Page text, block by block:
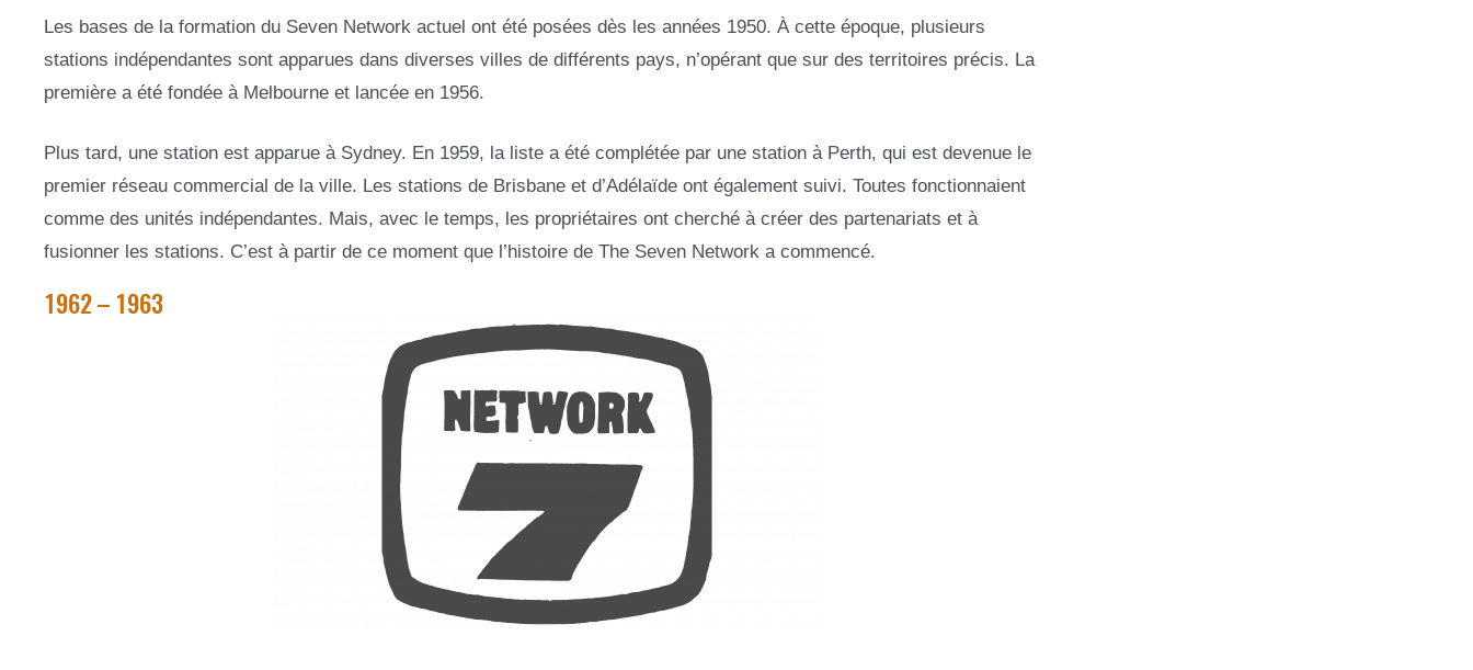
Les bases de la formation du Seven Network actuel ont été posées dès les années 1950. À cette époque, plusieurs
stations indépendantes sont apparues dans diverses villes de différents pays, n’opérant que sur des territoires précis. La
première a été fondée à Melbourne et lancée en 1956.
Plus tard, une station est apparue à Sydney. En 1959, la liste a été complétée par une station à Perth, qui est devenue le
premier réseau commercial de la ville. Les stations de Brisbane et d’Adélaïde ont également suivi. Toutes fonctionnaient
comme des unités indépendantes. Mais, avec le temps, les propriétaires ont cherché à créer des partenariats et à
fusionner les stations. C’est à partir de ce moment que l’histoire de The Seven Network a commencé.
1962 – 1963